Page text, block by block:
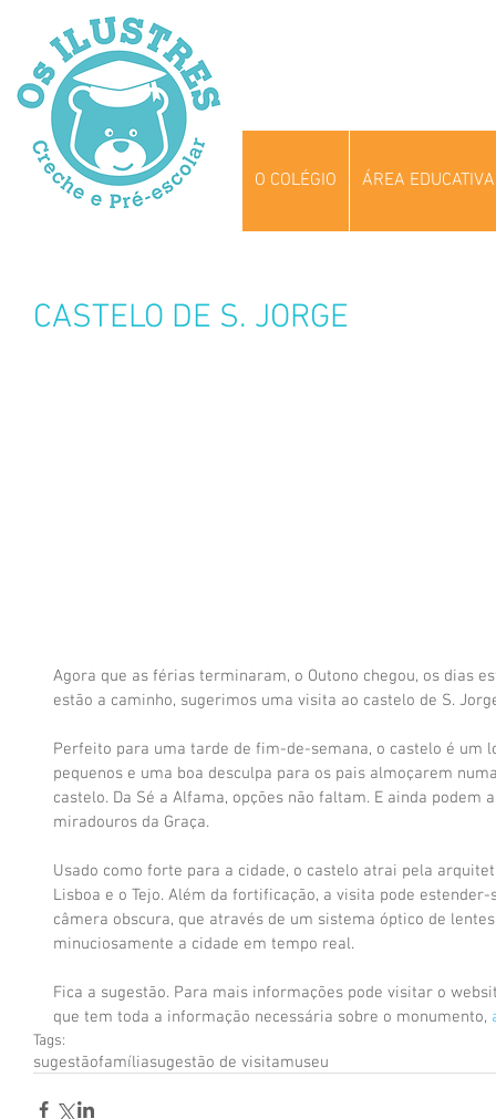
O COLÉGIO ÁREA EDUCATIVA
CASTELO DE S. JORGE
Agora que as férias terminaram, o Outono chegou, os dias
estão a caminho, sugerimos uma visita ao castelo de S.
Perfeito para uma tarde de fim-de-semana, o castelo é um
pequenos e uma boa desculpa para os pais almoçarem
castelo. Da Sé a Alfama, opções não faltam. E ainda
miradouros da Graça.
Usado como forte para a cidade, o castelo atrai pela
Lisboa e o Tejo. Além da fortificação, a visita pode
câmera obscura, que através de um sistema óptico de
minuciosamente a cidade em tempo real.
Fica a sugestão. Para mais informações pode visitar o
que tem toda a informação necessária sobre o monumento,
Tags:
sugestãofamíliasugestão de visitamuseu